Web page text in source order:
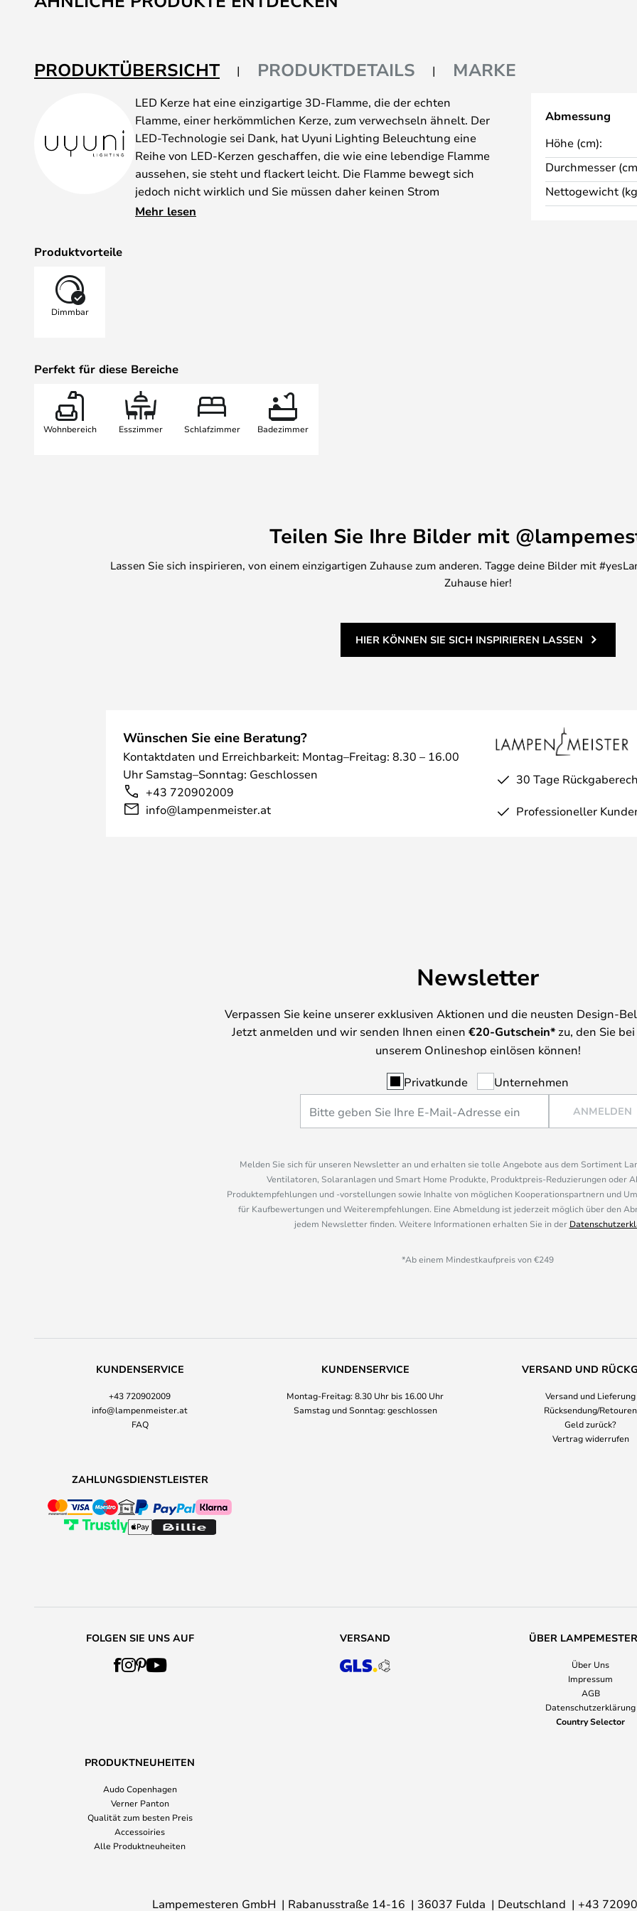
PRODUKTÜBERSICHT PRODUKTDETAILS MARKE
LED Kerze hat eine einzigartige 3D-Flamme, die der echten
Flamme, einer herkömmlichen Kerze, zum verwechseln ähnelt. Der
LED-Technologie sei Dank, hat Uyuni Lighting Beleuchtung eine
Reihe von LED-Kerzen geschaffen, die wie eine lebendige Flamme
aussehen, sie steht und flackert leicht. Die Flamme bewegt sich
jedoch nicht wirklich und Sie müssen daher keinen Strom
verwenden, um eine Bewegung aufrechtzuerhalten.
Kerzen kennen. Sie passen daher perfekt in Ihre Lieblingslaterne,
Mehr lesen
Produktvorteile
Dimmbar
Perfekt für diese Bereiche
Wohnbereich Esszimmer Schlafzimmer Badezimmer
Abmessung
Höhe (cm):
Durchmesser
Nettogewicht
Teilen Sie Ihre Bilder mit
Lassen Sie sich inspirieren, von einem einzigartigen Zuhause zum anderen. Tagge deine Bilder mit
Zuhause hier!
HIER KÖNNEN SIE SICH INSPIRIEREN LASSEN
Wünschen Sie eine Beratung?
Kontaktdaten und Erreichbarkeit: Montag–Freitag: 8.30 – 16.00
Uhr Samstag–Sonntag: Geschlossen
+43 720902009
info@lampenmeister.at
30 Tage
Professioneller
Newsletter
Verpassen Sie keine unserer exklusiven Aktionen und die neusten Design-
Jetzt anmelden und wir senden Ihnen einen €20-Gutschein* zu, den Sie
unserem Onlineshop einlösen können!
Privatkunde Unternehmen
ANMELDEN
Melden Sie sich für unseren Newsletter an und erhalten sie tolle Angebote aus dem Sortiment
Ventilatoren, Solaranlagen und Smart Home Produkte, Produktpreis-Reduzierungen oder
Produktempfehlungen und -vorstellungen sowie Inhalte von möglichen Kooperationspartnern und
für Kaufbewertungen und Weiterempfehlungen. Eine Abmeldung ist jederzeit möglich über den
jedem Newsletter finden. Weitere Informationen erhalten Sie in der
*Ab einem Mindestkaufpreis von €249
KUNDENSERVICE
+43 720902009
info@lampenmeister.at
FAQ
KUNDENSERVICE
Montag-Freitag: 8.30 Uhr bis 16.00 Uhr
Samstag und Sonntag: geschlossen
VERSAND UND
Versand und Lieferung
Rücksendung/Retouren
Geld zurück?
Vertrag widerrufen
ZAHLUNGSDIENSTLEISTER
FOLGEN SIE UNS AUF VERSAND ÜBER
Über Uns
Impressum
AGB
Datenschutzerklärung
Country Selector
PRODUKTNEUHEITEN
Audo Copenhagen
Verner Panton
Qualität zum besten Preis
Accessoiries
Alle Produktneuheiten
Lampemesteren GmbH Rabanusstraße 14-16 36037 Fulda Deutschland +43